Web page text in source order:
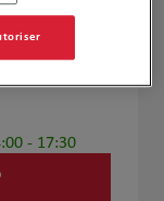
- 17:30